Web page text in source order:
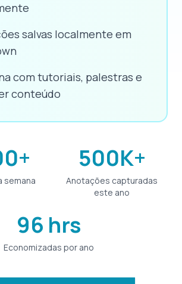
salvas localmente em
com tutoriais, palestras e
conteúdo
semana
500K+
Anotações capturadas
este ano
96 hrs
Economizadas por ano